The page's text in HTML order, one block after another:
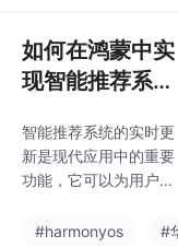
推荐系统通过分析用户
的需求和行为，提供精
准的搜索结果和个性化
升了用户体验。鸿蒙操
作系统（HarmonyO
S）作为华为推出的智
的数据处理和机器学习
如何在鸿蒙中实
现智能推荐系统
智能推荐系统的实时更
新是现代应用中的重要
功能，它可以为用户提
内容。如果你觉得这篇
#harmonyos #